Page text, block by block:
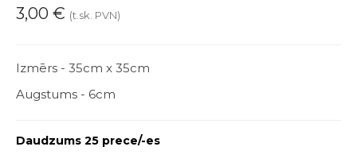
3,00 € (t.sk. PVN)
Izmērs - 35cm x 35cm
Augstums - 6cm
Daudzums 25 prece/-es